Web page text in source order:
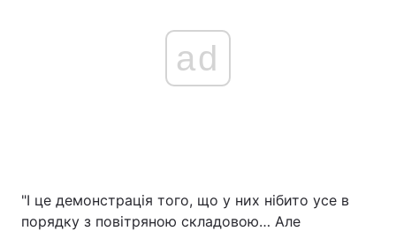
ad
"І це демонстрація того, що у них нібито усе в
порядку з повітряною складовою… Але